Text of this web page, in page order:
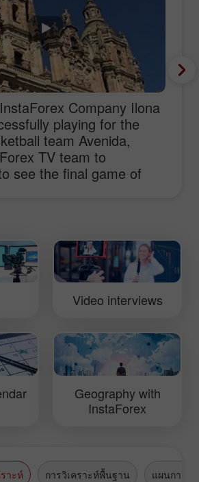
Company Ilona
playing for the
team Avenida,
TV team to
see the final game of
the oldest
- in olden times
as Cervantes,
Lope de Vega were
InstaTV team also had a
Renaissance.
Video interviews
Geography with
InstaForex
าะห์ การวิเคราะห์พื้นฐาน แผนการซื้